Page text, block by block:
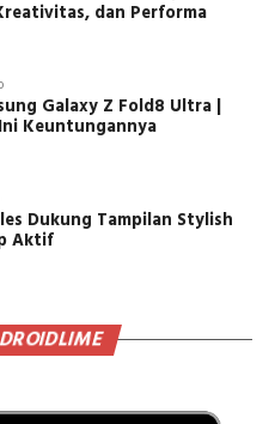
dan Performa
Galaxy Z Fold8 Ultra |
Keuntungannya
Dukung Tampilan Stylish
Aktif